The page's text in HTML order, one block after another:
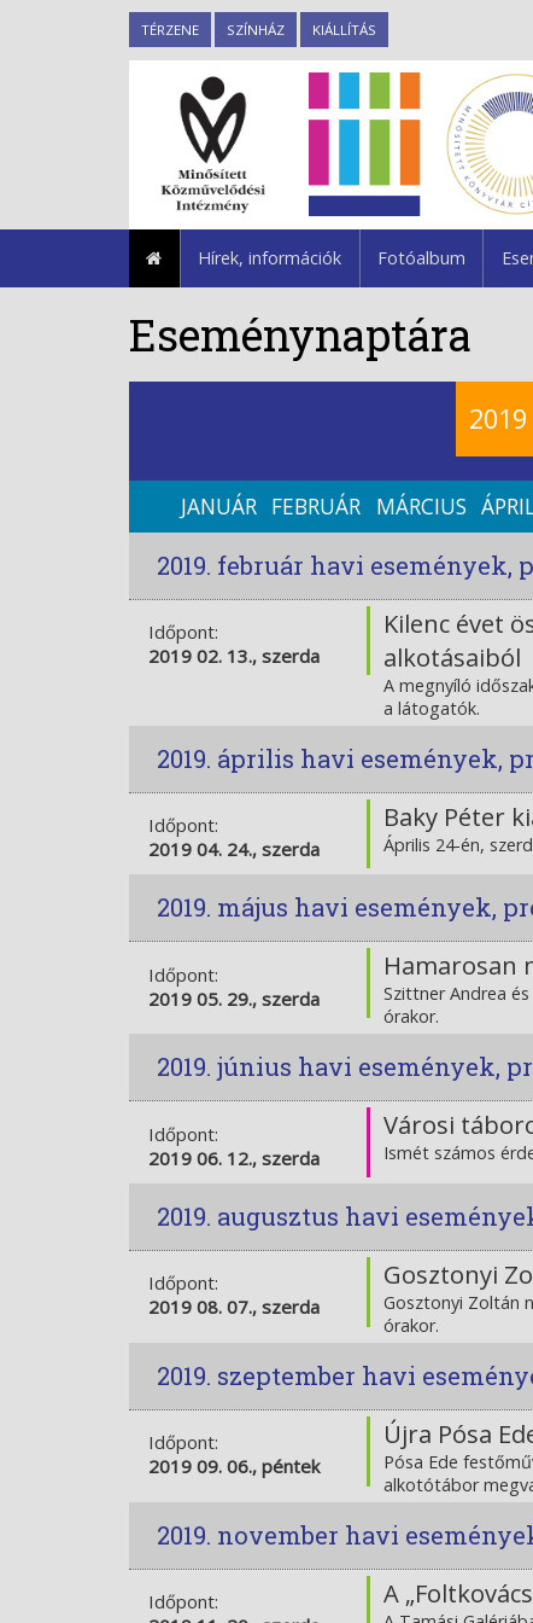
TÉRZENE SZÍNHÁZ KIÁLLÍTÁS
Hírek, információk Fotóalbum
Eseménynaptára
2019
JANUÁR FEBRUÁR MÁRCIUS
2019. február havi események,
Időpont:
2019 02. 13., szerda
Kilenc évet
alkotásaiból
A megnyíló
a látogatók.
2019. április havi események,
Időpont:
2019 04. 24., szerda
Baky Péter
Április 24-én,
2019. május havi események,
Időpont:
2019 05. 29., szerda
Hamarosan
Szittner Andrea
órakor.
2019. június havi események,
Időpont:
2019 06. 12., szerda
Városi
Ismét számos
2019. augusztus havi
Időpont:
2019 08. 07., szerda
Gosztonyi
Gosztonyi Zoltán
órakor.
2019. szeptember havi
Időpont:
2019 09. 06., péntek
Újra Pósa
Pósa Ede
alkotótábor
2019. november havi
Időpont:
A